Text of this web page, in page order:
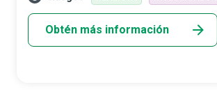
Obtén más información